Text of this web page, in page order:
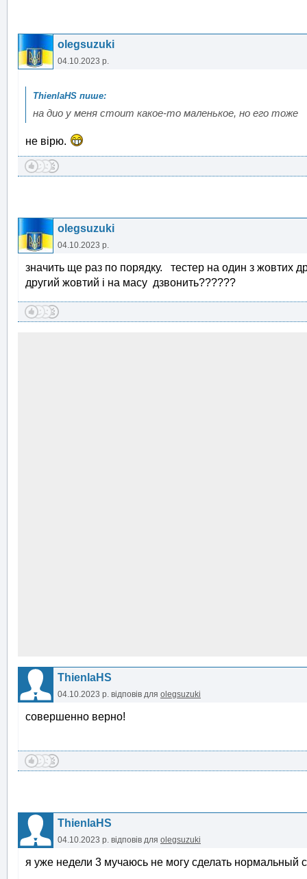
olegsuzuki
04.10.2023 р.
на дио у меня стоит какое-то маленькое, но его тоже
не вірю.
olegsuzuki
04.10.2023 р.
значить ще раз по порядку. тестер на один з жовтих
другий жовтий і на масу дзвонить??????
ThienlaHS
04.10.2023 р. відповів для olegsuzuki
совершенно верно!
ThienlaHS
04.10.2023 р. відповів для olegsuzuki
я уже недели 3 мучаюсь не могу сделать нормальный